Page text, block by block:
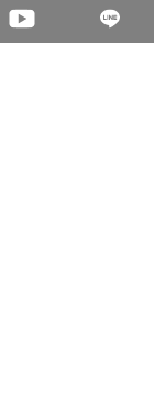
ンドもかなり